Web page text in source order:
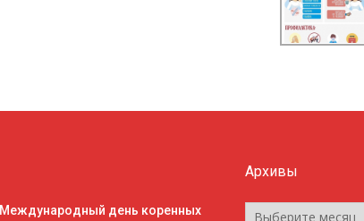
Международный день коренных
Архивы
Архивы